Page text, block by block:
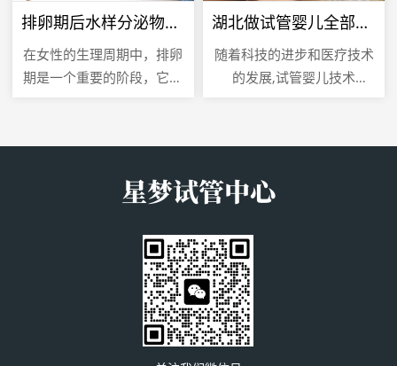
排卵期后水样分泌物，了解女性生理变化
在女性的生理周期中，排卵
期是一个重要的阶段，它标
注意到自己的分泌物有所变
湖北做试管婴儿全部费用解析
随着科技的进步和医疗技术
的发展,试管婴儿技术
育梦想的重要途径，湖北作